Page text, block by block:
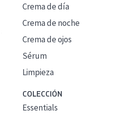
Crema de día
Crema de noche
Crema de ojos
Sérum
Limpieza
COLECCIÓN
Essentials